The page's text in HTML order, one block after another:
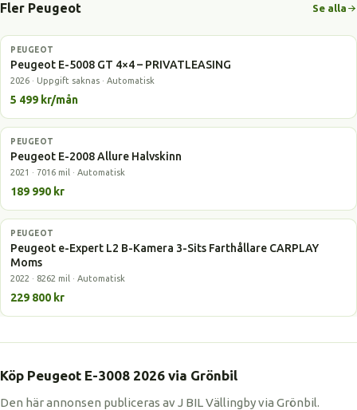
Fler Peugeot Se alla
Elbil
PEUGEOT
Peugeot E-5008 GT 4×4 – PRIVATLEASING
2026 · Uppgift saknas · Automatisk
5 499 kr/mån
Elbil
PEUGEOT
Peugeot E-2008 Allure Halvskinn
2021 · 7016 mil · Automatisk
189 990 kr
Elbil
PEUGEOT
Peugeot e-Expert L2 B-Kamera 3-Sits Farthållare CARPLAY
Moms
2022 · 8262 mil · Automatisk
229 800 kr
Köp Peugeot E-3008 2026 via Grönbil
Den här annonsen publiceras av J BIL Vällingby via Grönbil.